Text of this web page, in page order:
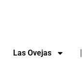
Las Ovejas